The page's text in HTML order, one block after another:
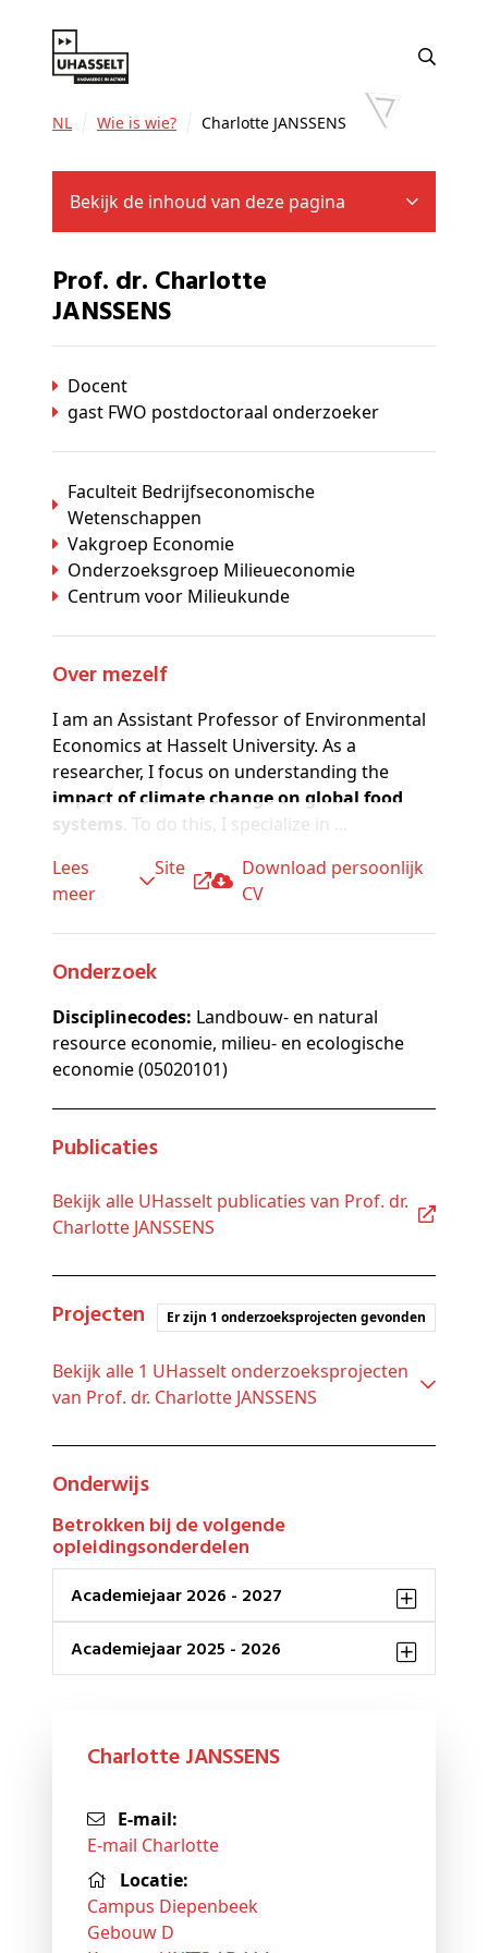
NL Wie is wie? Charlotte JANSSENS
Bekijk de inhoud van deze pagina
Prof. dr. Charlotte
JANSSENS
Docent
gast FWO postdoctoraal onderzoeker
Faculteit Bedrijfseconomische
Wetenschappen
Vakgroep Economie
Onderzoeksgroep Milieueconomie
Centrum voor Milieukunde
Over mezelf
I am an Assistant Professor of Environmental
Economics at Hasselt University. As a
researcher, I focus on understanding the
impact of climate change on global food
systems. To do this, I specialize in ...
Lees
meer
site
Download persoonlijk
CV
Onderzoek
Disciplinecodes: Landbouw- en natural
resource economie, milieu- en ecologische
economie (05020101)
Publicaties
Bekijk alle UHasselt publicaties van Prof. dr.
Charlotte JANSSENS
Projecten Er zijn 1 onderzoeksprojecten gevonden
Bekijk alle 1 UHasselt onderzoeksprojecten
van Prof. dr. Charlotte JANSSENS
Onderwijs
Betrokken bij de volgende
opleidingsonderdelen
Academiejaar 2026 - 2027
Academiejaar 2025 - 2026
Charlotte JANSSENS
E-mail:
E-mail Charlotte
Locatie:
Campus Diepenbeek
Gebouw D